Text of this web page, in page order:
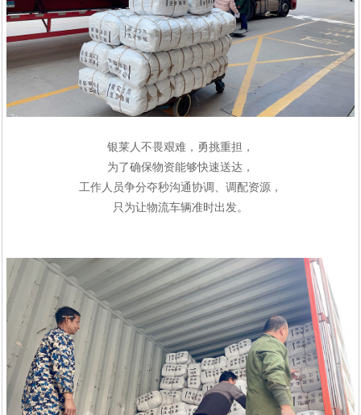
银莱人 不畏艰难，勇挑重担 ，
为了确保物资能够快速送达，
工作人员争分夺秒沟通协调、调配资源 ，
只为让物流车辆准时出发。